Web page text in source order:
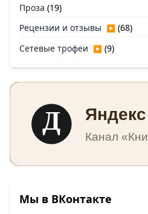
Проза (19)
Рецензии и отзывы ▶ (68)
Сетевые трофеи ▶ (9)
Д Канал
Мы в ВКонтакте